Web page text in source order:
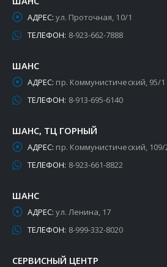
АДРЕС: ул. Проточная, 10/1
ТЕЛЕФОН: 8-923-662-7888
ШАНС
АДРЕС: пр. Коммунистический, 95/1
ТЕЛЕФОН: 8-913-695-6140
ШАНС, ТЦ ГОРНЫЙ
АДРЕС: пр. Коммунистический, 109/
ТЕЛЕФОН: 8-923-661-8822
ШАНС
АДРЕС: ул. Ленина, 17
ТЕЛЕФОН: 8-999-332-8020
СЕРВИСНЫЙ ЦЕНТР